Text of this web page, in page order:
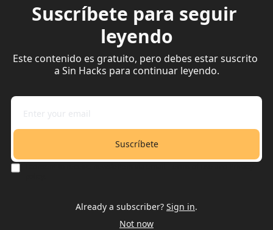
Suscríbete para seguir
leyendo
Este contenido es gratuito, pero debes estar suscrito
a Sin Hacks para continuar leyendo.
Suscríbete
Already a subscriber? Sign in.
Not now